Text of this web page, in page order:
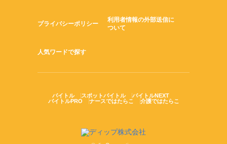
プライバシーポリシー
利用者情報の外部送信に
ついて
人気ワードで探す
バイトル スポットバイトル
バイトルNEXT
バイトルPRO
ナースではたらこ 介護ではたらこ